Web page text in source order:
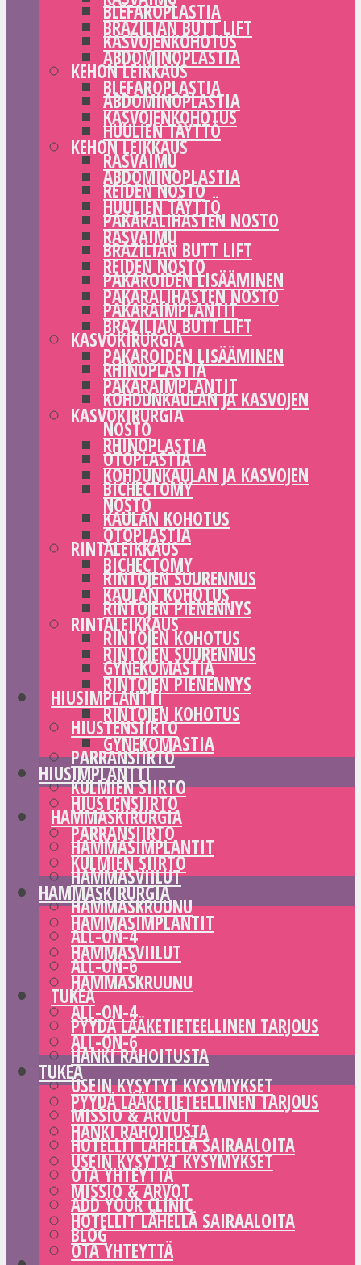
BLEFAROPLASTIA
KASVOJENKOHOTUS
KEHON LEIKKAUS
ABDOMINOPLASTIA
HUULIEN TÄYTTÖ
RASVAIMU
REIDEN NOSTO
PAKARALIHASTEN NOSTO
BRAZILIAN BUTT LIFT
PAKAROIDEN LISÄÄMINEN
PAKARAIMPLANTIT
KASVOKIRURGIA
RHINOPLASTIA
KOHDUNKAULAN JA KASVOJEN
NOSTO
OTOPLASTIA
BICHECTOMY
KAULAN KOHOTUS
RINTALEIKKAUS
RINTOJEN SUURENNUS
RINTOJEN PIENENNYS
RINTOJEN KOHOTUS
GYNEKOMASTIA
HIUSIMPLANTTI
HIUSTENSIIRTO
PARRANSIIRTO
KULMIEN SIIRTO
HAMMASKIRURGIA
HAMMASIMPLANTIT
HAMMASVIILUT
HAMMASKRUUNU
ALL-ON-4
ALL-ON-6
TUKEA
PYYDÄ LÄÄKETIETEELLINEN TARJOUS
HANKI RAHOITUSTA
USEIN KYSYTYT KYSYMYKSET
MISSIO & ARVOT
HOTELLIT LÄHELLÄ SAIRAALOITA
OTA YHTEYTTÄ
ADD YOUR CLINIC
BLOG
BRAZILIAN BUTT LIFT
ABDOMINOPLASTIA
BLEFAROPLASTIA
KASVOJENKOHOTUS
KEHON LEIKKAUS
ABDOMINOPLASTIA
HUULIEN TÄYTTÖ
RASVAIMU
REIDEN NOSTO
PAKARALIHASTEN NOSTO
BRAZILIAN BUTT LIFT
PAKAROIDEN LISÄÄMINEN
PAKARAIMPLANTIT
KASVOKIRURGIA
RHINOPLASTIA
KOHDUNKAULAN JA KASVOJEN
NOSTO
OTOPLASTIA
BICHECTOMY
KAULAN KOHOTUS
RINTALEIKKAUS
RINTOJEN SUURENNUS
RINTOJEN PIENENNYS
RINTOJEN KOHOTUS
GYNEKOMASTIA
HIUSIMPLANTTI
HIUSTENSIIRTO
PARRANSIIRTO
KULMIEN SIIRTO
HAMMASKIRURGIA
HAMMASIMPLANTIT
HAMMASVIILUT
HAMMASKRUUNU
ALL-ON-4
ALL-ON-6
TUKEA
PYYDÄ LÄÄKETIETEELLINEN TARJOUS
HANKI RAHOITUSTA
USEIN KYSYTYT KYSYMYKSET
MISSIO & ARVOT
HOTELLIT LÄHELLÄ SAIRAALOITA
OTA YHTEYTTÄ